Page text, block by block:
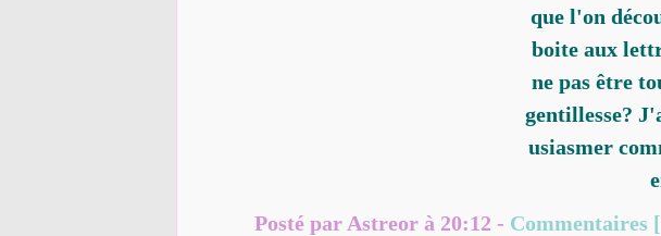
que l'on
boite aux
ne pas être
gentillesse?
usiasmer
Posté par Astreor à 20:12 - Commentaires [